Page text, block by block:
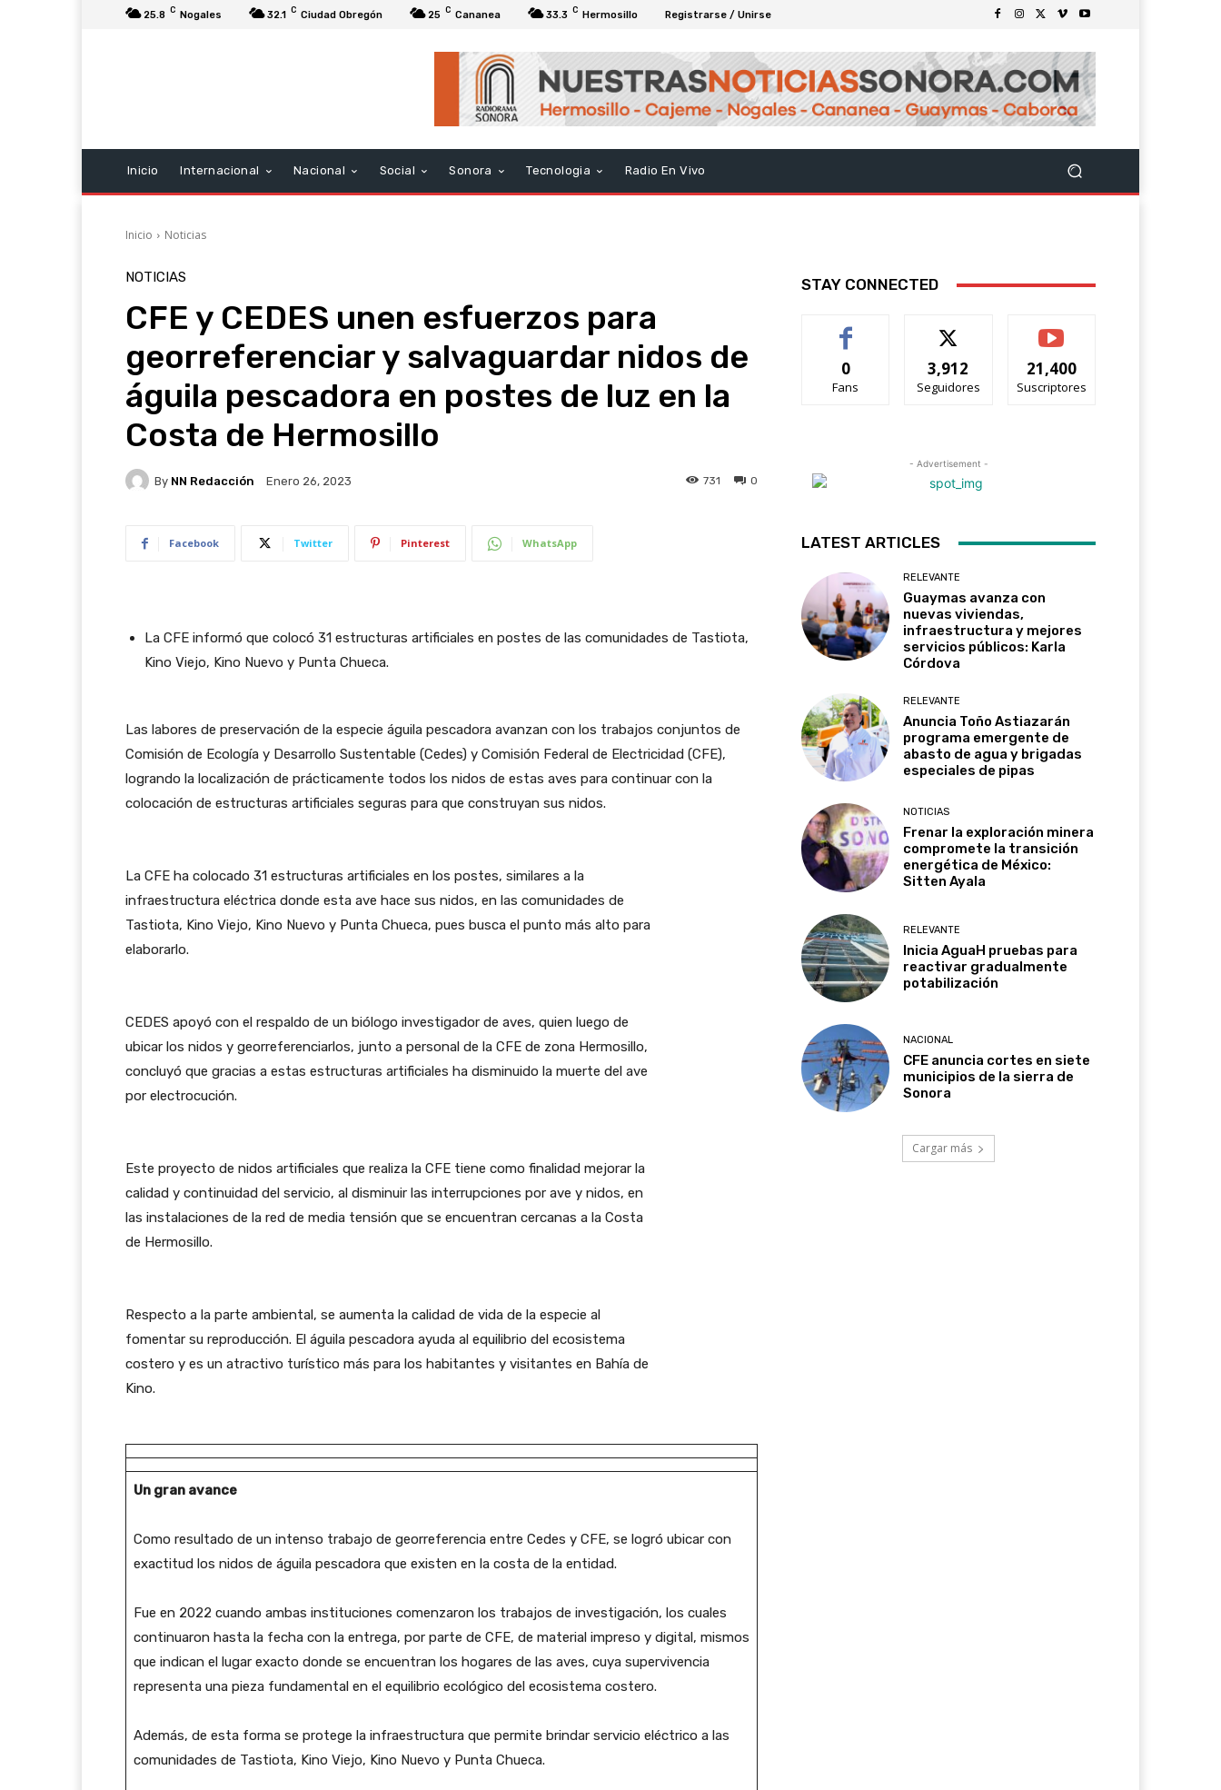
25.8 C Nogales 32.1 C Ciudad Obregón 25 C Cananea 33.3 C Hermosillo Registrarse / Unirse
Inicio Internacional Nacional Social Sonora Tecnologia Radio En Vivo
Inicio Noticias
NOTICIAS
CFE y CEDES unen esfuerzos para
georreferenciar y salvaguardar nidos de
águila pescadora en postes de luz en la
Costa de Hermosillo
By NN Redacción Enero 26, 2023 0
731
Facebook Twitter Pinterest WhatsApp
La CFE informó que colocó 31 estructuras artificiales en postes de las comunidades de Tastiota,
Kino Viejo, Kino Nuevo y Punta Chueca.
Las labores de preservación de la especie águila pescadora avanzan con los trabajos conjuntos de
Comisión de Ecología y Desarrollo Sustentable (Cedes) y Comisión Federal de Electricidad (CFE),
logrando la localización de prácticamente todos los nidos de estas aves para continuar con la
colocación de estructuras artificiales seguras para que construyan sus nidos.
La CFE ha colocado 31 estructuras artificiales en los postes, similares a la
infraestructura eléctrica donde esta ave hace sus nidos, en las comunidades de
Tastiota, Kino Viejo, Kino Nuevo y Punta Chueca, pues busca el punto más alto para
elaborarlo.
CEDES apoyó con el respaldo de un biólogo investigador de aves, quien luego de
ubicar los nidos y georreferenciarlos, junto a personal de la CFE de zona Hermosillo,
concluyó que gracias a estas estructuras artificiales ha disminuido la muerte del ave
por electrocución.
Este proyecto de nidos artificiales que realiza la CFE tiene como finalidad mejorar la
calidad y continuidad del servicio, al disminuir las interrupciones por ave y nidos, en
las instalaciones de la red de media tensión que se encuentran cercanas a la Costa
de Hermosillo.
Respecto a la parte ambiental, se aumenta la calidad de vida de la especie al
fomentar su reproducción. El águila pescadora ayuda al equilibrio del ecosistema
costero y es un atractivo turístico más para los habitantes y visitantes en Bahía de
Kino.
Un gran avance
Como resultado de un intenso trabajo de georreferencia entre Cedes y CFE, se logró ubicar con
exactitud los nidos de águila pescadora que existen en la costa de la entidad.
Fue en 2022 cuando ambas instituciones comenzaron los trabajos de investigación, los cuales
continuaron hasta la fecha con la entrega, por parte de CFE, de material impreso y digital, mismos
que indican el lugar exacto donde se encuentran los hogares de las aves, cuya supervivencia
representa una pieza fundamental en el equilibrio ecológico del ecosistema costero.
Además, de esta forma se protege la infraestructura que permite brindar servicio eléctrico a las
comunidades de Tastiota, Kino Viejo, Kino Nuevo y Punta Chueca.
STAY CONNECTED
0
Fans
3,912
Seguidores
21,400
Suscriptores
- Advertisement -
LATEST ARTICLES
RELEVANTE
Guaymas avanza con
nuevas viviendas,
infraestructura y mejores
servicios públicos: Karla
Córdova
RELEVANTE
Anuncia Toño Astiazarán
programa emergente de
abasto de agua y brigadas
especiales de pipas
NOTICIAS
Frenar la exploración minera
compromete la transición
energética de México:
Sitten Ayala
RELEVANTE
Inicia AguaH pruebas para
reactivar gradualmente
potabilización
NACIONAL
CFE anuncia cortes en siete
municipios de la sierra de
Sonora
Cargar más